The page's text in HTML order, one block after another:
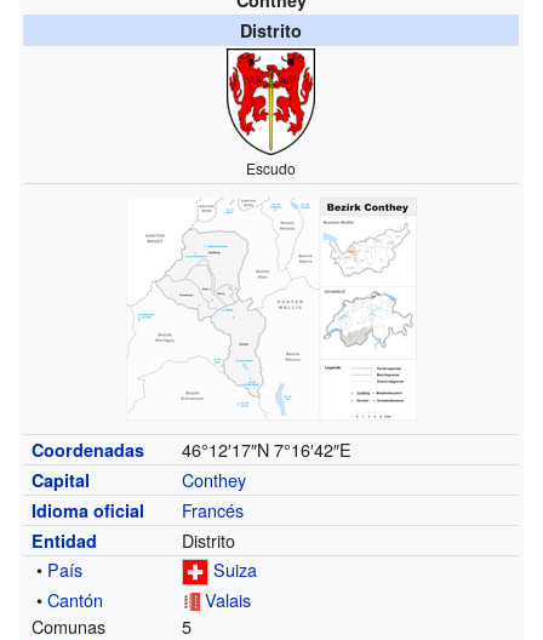
Distrito
Escudo
Coordenadas 46°12′17″N 7°16′42″E
Capital Conthey
Idioma oficial Francés
Entidad
Distrito
• País
Suiza
•Cantón
Valais
Comunas
5